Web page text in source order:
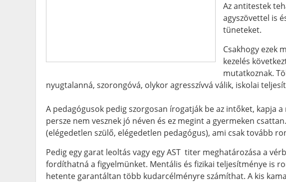
Az antitestek
agyszövettel is
tüneteket.
Csakhogy ezek
kezelés
mutatkoznak.
nyugtalanná, szorongóvá, olykor agresszívvá válik, iskolai
A pedagógusok pedig szorgosan írogatják be az intőket, kapja
persze nem vesznek jó néven és ez megint a gyermeken
(elégedetlen szülő, elégedetlen pedagógus), ami csak tovább
Pedig egy garat leoltás vagy egy AST titer meghatározása a
fordíthatná a figyelmünket. Mentális és fizikai teljesítménye is
hetente garantáltan több kudarcélményre számíthat. A kis